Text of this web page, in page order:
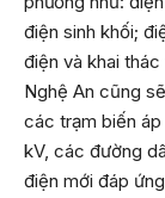
điện sinh khối;
điện và khai
Nghệ An cũng
các trạm biến áp
kV, các đường
điện mới đáp